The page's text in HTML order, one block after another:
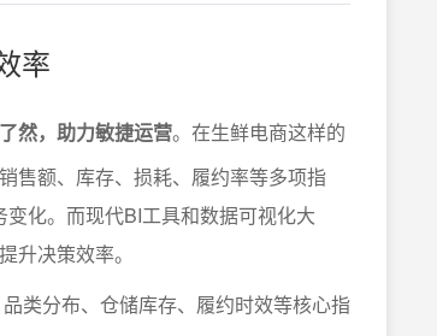
率
然，助力敏捷运营。在生鲜电商这样的
售额、库存、损耗、履约率等多项指
化。而现代BI工具和数据可视化大
升决策效率。
类分布、仓储库存、履约时效等核心指